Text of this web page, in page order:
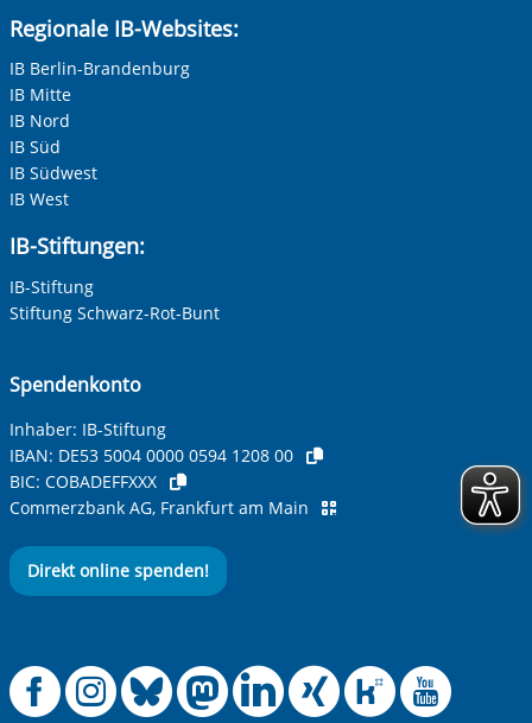
Nachname, Vorname*
Adresse (PLZ, Ort, Strasse)
Ihre E-Mail-Adresse
Ihre Telefonnummer
Betreff ihrer Anfrage
Ihre Nachricht*
Anti-Roboter-Verifizierung
Regionale IB-Websites:
IB Berlin-Brandenburg
IB Mitte
IB Nord
IB Süd
IB Südwest
IB West
IB-Stiftungen:
IB-Stiftung
Stiftung Schwarz-Rot-Bunt
Spendenkonto
Inhaber: IB-Stiftung
IBAN: DE53 5004 0000 0594 1208 00
BIC: COBADEFFXXX
Commerzbank AG, Frankfurt am Main
Direkt online spenden!
Offizielle
Offizielle
Offizielle
Offizielle
Offizielle